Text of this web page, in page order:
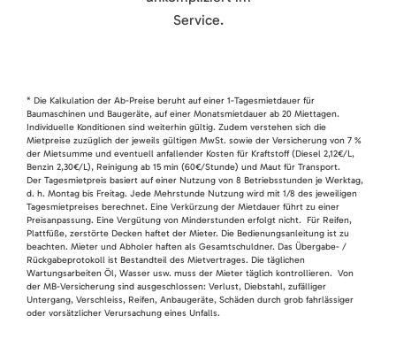
Service.
* Die Kalkulation der Ab-Preise beruht auf einer 1-Tagesmietdauer für
Baumaschinen und Baugeräte, auf einer Monatsmietdauer ab 20 Miettagen.
Individuelle Konditionen sind weiterhin gültig. Zudem verstehen sich die
Mietpreise zuzüglich der jeweils gültigen MwSt. sowie der Versicherung von 7 %
der Mietsumme und eventuell anfallender Kosten für Kraftstoff (Diesel 2,12€/L,
Benzin 2,30€/L), Reinigung ab 15 min (60€/Stunde) und Maut für Transport.
Der Tagesmietpreis basiert auf einer Nutzung von 8 Betriebsstunden je Werktag,
d. h. Montag bis Freitag. Jede Mehrstunde Nutzung wird mit 1/8 des jeweiligen
Tagesmietpreises berechnet. Eine Verkürzung der Mietdauer führt zu einer
Preisanpassung. Eine Vergütung von Minderstunden erfolgt nicht. Für Reifen,
Plattfüße, zerstörte Decken haftet der Mieter. Die Bedienungsanleitung ist zu
beachten. Mieter und Abholer haften als Gesamtschuldner. Das Übergabe- /
Rückgabeprotokoll ist Bestandteil des Mietvertrages. Die täglichen
Wartungsarbeiten Öl, Wasser usw. muss der Mieter täglich kontrollieren. Von
der MB-Versicherung sind ausgeschlossen: Verlust, Diebstahl, zufälliger
Untergang, Verschleiss, Reifen, Anbaugeräte, Schäden durch grob fahrlässiger
oder vorsätzlicher Verursachung eines Unfalls.